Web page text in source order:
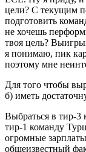
цели? С текущим
подготовить
не хочешь
твоя цель?
я понимаю, пик
поэтому мне
Для того чтобы
б) иметь
Выбраться в тир-
тир-1 команду
огромные
общеизвестный